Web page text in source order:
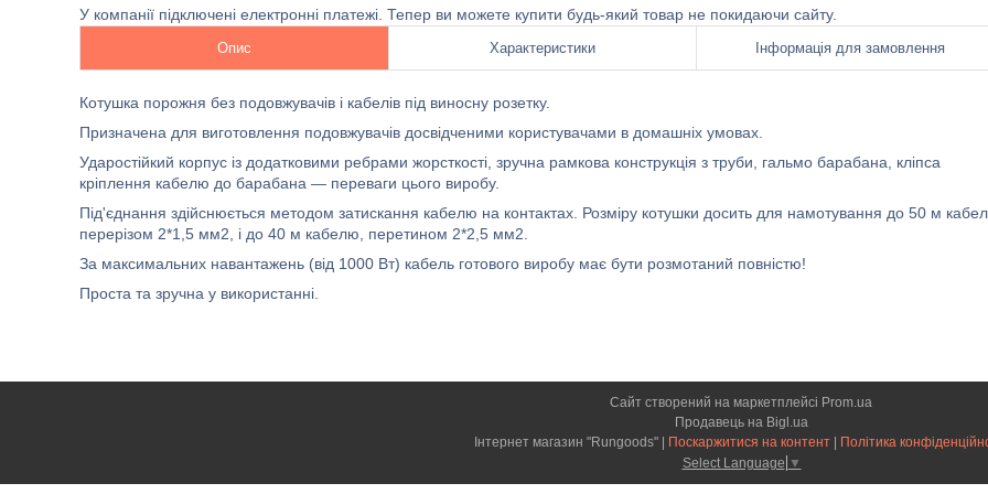
У компанії підключені електронні платежі. Тепер ви можете купити будь-який товар не покидаючи сайту.
Опис Характеристики Інформація для замовлення
Котушка порожня без подовжувачів і кабелів під виносну розетку.
Призначена для виготовлення подовжувачів досвідченими користувачами в домашніх умовах.
Ударостійкий корпус із додатковими ребрами жорсткості, зручна рамкова конструкція з труби, гальмо барабана, кліпса
кріплення кабелю до барабана — переваги цього виробу.
Під'єднання здійснюється методом затискання кабелю на контактах. Розміру котушки досить для намотування до 50 м
перерізом 2*1,5 мм2, і до 40 м кабелю, перетином 2*2,5 мм2.
За максимальних навантажень (від 1000 Вт) кабель готового виробу має бути розмотаний повністю!
Проста та зручна у використанні.
Сайт створений на маркетплейсі Prom.ua
Продавець на Bigl.ua
Поскаржитися на контент
Політика
Select Language ▼